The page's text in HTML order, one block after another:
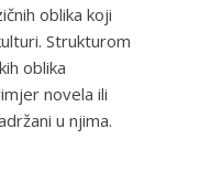
oblika koji
Strukturom
oblika
novela ili
u njima.